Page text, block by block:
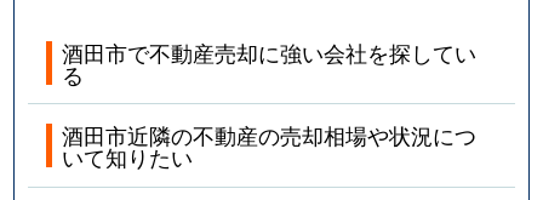
酒田市で不動産売却に強い会社を探してい
る
酒田市近隣の不動産の売却相場や状況につ
いて知りたい